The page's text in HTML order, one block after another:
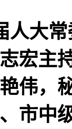
人大
宏主
伟，
市中